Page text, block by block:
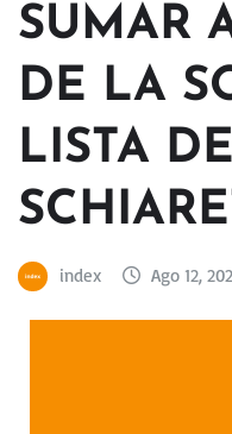
SUMAR
DE LA
LISTA DE
index Ago 12,